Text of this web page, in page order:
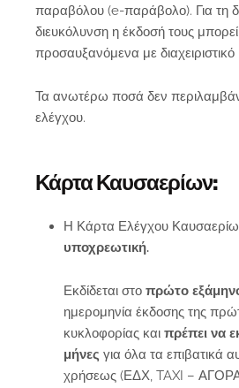
παραβόλου (e-παράβολο). Για τη
διευκόλυνση η έκδοσή τους
προσαυξανόμενα με διαχειριστικό
Τα ανωτέρω ποσά δεν
ελέγχου.
Κάρτα Καυσαερίων:
Η Κάρτα Ελέγχου
υποχρεωτική.
Εκδίδεται στο πρώτο
ημερομηνία έκδοσης της
κυκλοφορίας και πρέπει να
μήνες για όλα τα επιβατικά
χρήσεως (ΕΔΧ, TAXI –